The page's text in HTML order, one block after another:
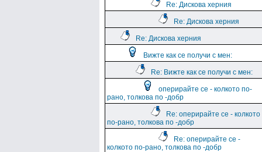
Re: Дискова херния
Re: Дискова херния
Re: Дискова херния
Вижте как се получи с мен:
Re: Вижте как се получи с мен:
оперирайте се - колкото по-
рано, толкова по -добр
Re: оперирайте се - колкото
по-рано, толкова по -добр
Re: оперирайте се -
колкото по-рано, толкова по -добр